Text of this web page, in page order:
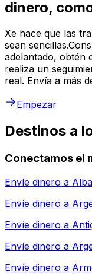
dinero,
Xe hace que las
sean
adelantado, obtén
realiza un
real. Envía a más
Empezar
Destinos a
Conectamos el
Envíe dinero a
Envíe dinero a
Envíe dinero a
Envíe dinero a
Envíe dinero a